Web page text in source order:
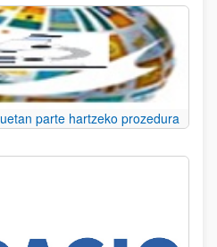
parte hartzeko prozedura